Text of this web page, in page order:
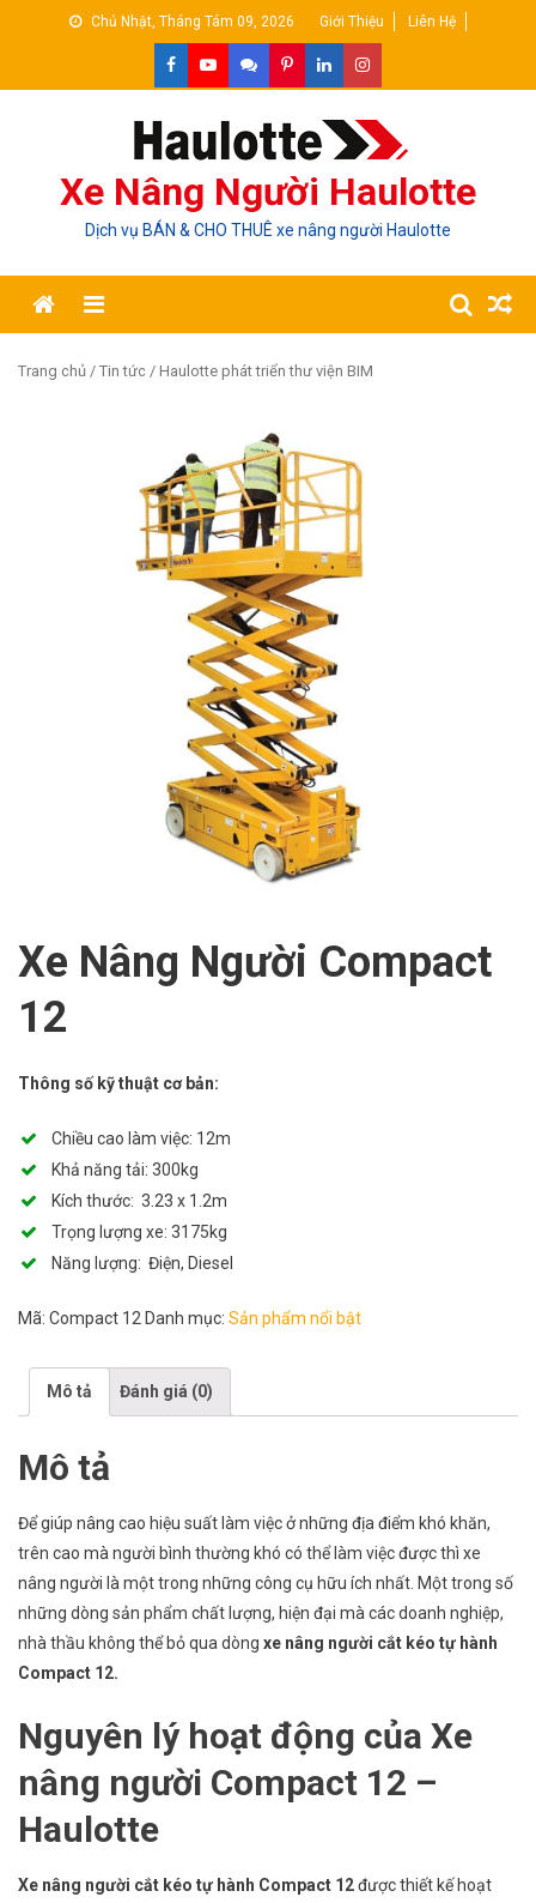
Chủ Nhật, Tháng Tám 09, 2026 Giới Thiệu Liên Hệ
Xe Nâng Người Haulotte
Dịch vụ BÁN & CHO THUÊ xe nâng người Haulotte
Trang chủ / Tin tức / Haulotte phát triển thư viện BIM
Xe Nâng Người Compact
12
Thông số kỹ thuật cơ bản:
Chiều cao làm việc: 12m
Khả năng tải: 300kg
Kích thước: 3.23 x 1.2m
Trọng lượng xe: 3175kg
Năng lượng: Điện, Diesel
Mã: Compact 12 Danh mục: Sản phẩm nổi bật
Mô tả Đánh giá (0)
Mô tả
Để giúp nâng cao hiệu suất làm việc ở những địa điểm khó khăn,
trên cao mà người bình thường khó có thể làm việc được thì xe
nâng người là một trong những công cụ hữu ích nhất. Một trong số
những dòng sản phẩm chất lượng, hiện đại mà các doanh nghiệp,
nhà thầu không thể bỏ qua dòng xe nâng người cắt kéo tự hành
Compact 12.
Nguyên lý hoạt động của Xe
nâng người Compact 12 –
Haulotte
Xe nâng người cắt kéo tự hành Compact 12được thiết kế hoạt